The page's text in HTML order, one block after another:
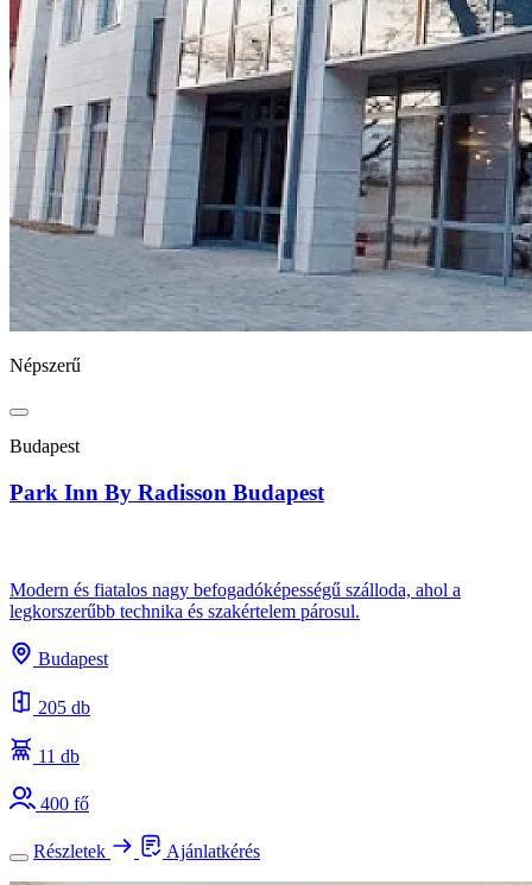
Népszerű
Budapest
Park Inn By Radisson Budapest
Modern és fiatalos nagy befogadóképességű szálloda, ahol a
legkorszerűbb technika és szakértelem párosul.
Budapest
205 db
11 db
400 fő
Részletek Ajánlatkérés